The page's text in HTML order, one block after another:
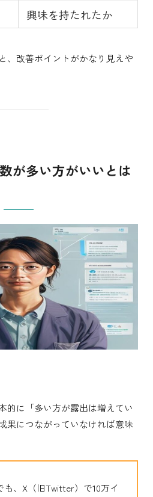
興味を持たれたか
、改善ポイントがかなり見えや
が多い方がいいとは
的に「多い方が露出は増えてい
果につながっていなければ意味
も、X（旧Twitter）で10万イ